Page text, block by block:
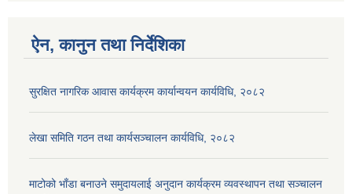
ऐन, कानुन तथा निर्देशिका
सुरक्षित नागरिक आवास कार्यक्रम कार्यान्वयन कार्यविधि, २०८२
लेखा समिति गठन तथा कार्यसञ्चालन कार्यविधि, २०८२
माटोको भाँडा बनाउने समुदायलाई अनुदान कार्यक्रम व्यवस्थापन तथा सञ्चालन